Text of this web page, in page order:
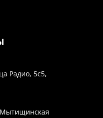
Радио, 5с5,
Мытищинская